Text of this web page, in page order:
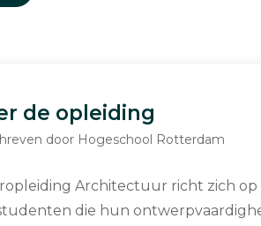
de opleiding
door Hogeschool Rotterdam
Architectuur richt zich
die hun